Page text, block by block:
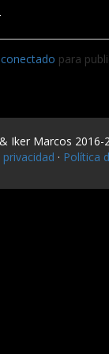
conectado para
Iker Marcos 2016-
· Política